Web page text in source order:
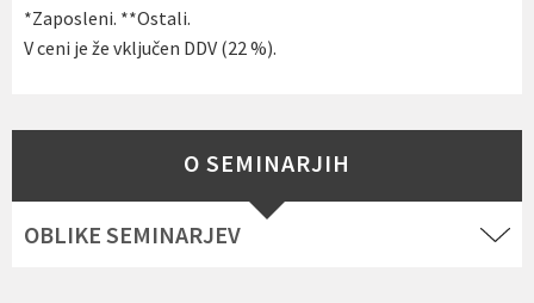
*Zaposleni. **Ostali.
V ceni je že vključen DDV (22 %).
O SEMINARJIH
OBLIKE SEMINARJEV